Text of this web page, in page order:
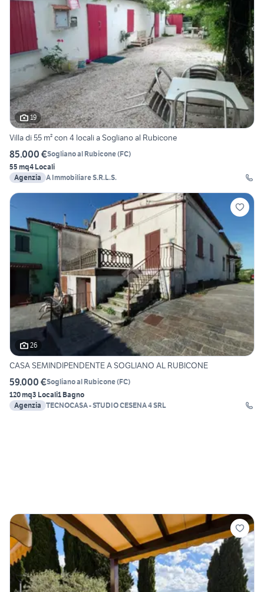
19
Villa di 55 m² con 4 locali a Sogliano al Rubicone
85.000 €Sogliano al Rubicone(FC)
55 mq4 Locali
Agenzia A Immobiliare S.R.L.S.
26
CASA SEMINDIPENDENTE A SOGLIANO AL RUBICONE
59.000 €Sogliano al Rubicone(FC)
120 mq3 Locali1 Bagno
Agenzia TECNOCASA - STUDIO CESENA 4 SRL